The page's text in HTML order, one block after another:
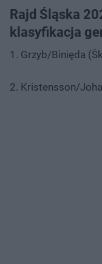
Rajd Śląska
klasyfikacja
1. Grzyb/Binięda
2. Kristensson/